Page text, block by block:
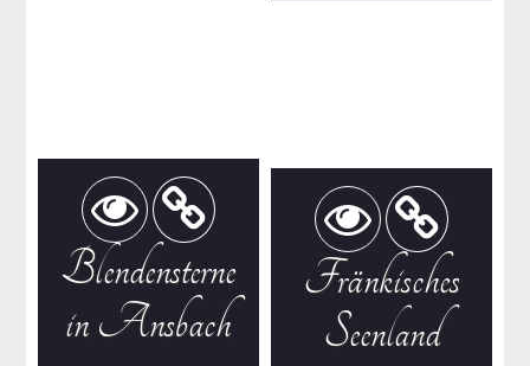
Blendensterne
in Ansbach
Fränkisches
Seenland